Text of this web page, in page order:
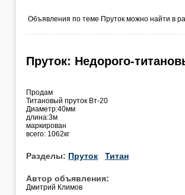
Объявления по теме Пруток можно найти в
Пруток: Недорого-
Продам
Титановый пруток Вт-20
Диаметр:40мм
длина:3м
маркирован
всего: 1062кг
Разделы: Пруток Титан
Автор объявления:
Дмитрий Климов